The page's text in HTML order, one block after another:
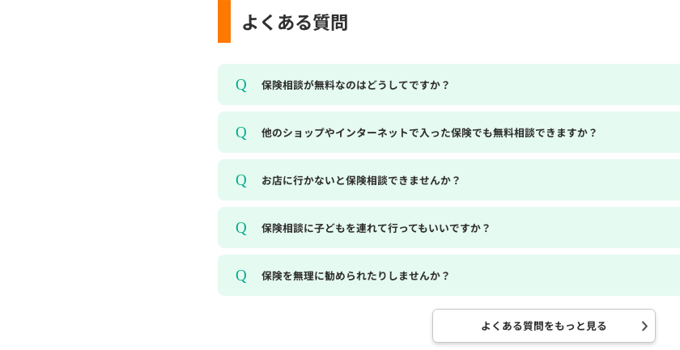
よくある質問
保険相談が無料なのはどうしてですか？
他のショップやインターネットで入った保険でも無料相談できますか？
お店に行かないと保険相談できませんか？
保険相談に子どもを連れて行ってもいいですか？
保険を無理に勧められたりしませんか？
よくある質問をもっと見る